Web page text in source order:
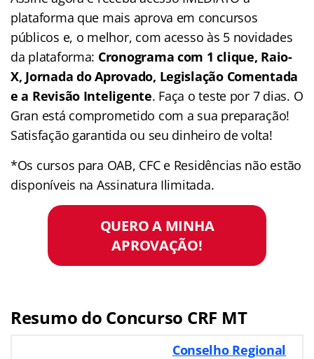
plataforma que mais aprova em concursos
públicos e, o melhor, com acesso às 5 novidades
da plataforma: Cronograma com 1 clique, Raio-
X, Jornada do Aprovado, Legislação Comentada
e a Revisão Inteligente. Faça o teste por 7 dias. O
Gran está comprometido com a sua preparação!
Satisfação garantida ou seu dinheiro de volta!
*Os cursos para OAB, CFC e Residências não estão
disponíveis na Assinatura Ilimitada.
QUERO A MINHA
APROVAÇÃO!
Resumo do Concurso CRF MT
Conselho Regional